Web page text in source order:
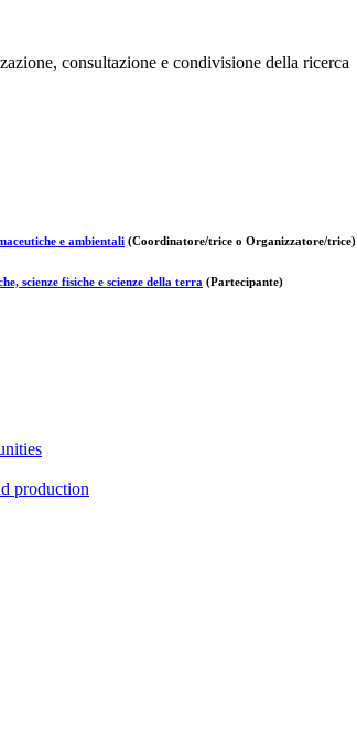
consultazione e condivisione della ricerca
e ambientali (Coordinatore/trice o Organizzatore/trice)
scienze fisiche e scienze della terra (Partecipante)
production